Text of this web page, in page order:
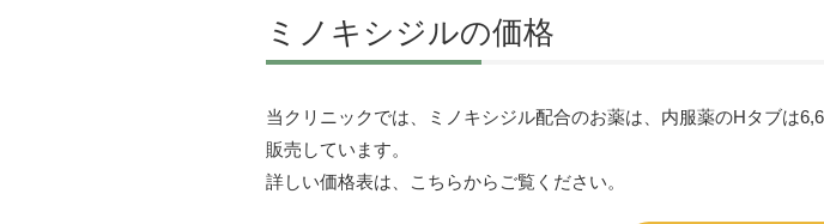
ミノキシジルの価格
当クリニックでは、ミノキシジル配合のお薬は、内服薬のHタブは
販売しています。
詳しい価格表は、こちらからご覧ください。